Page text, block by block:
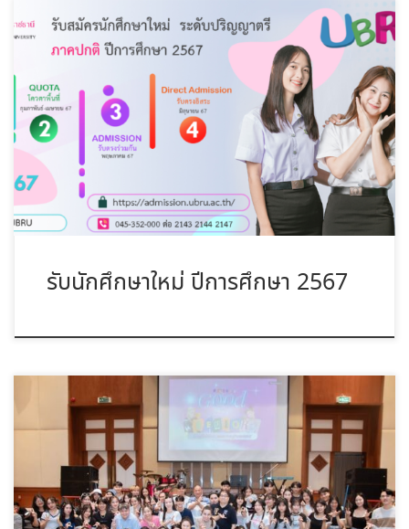
สามารถติดตามรายละเอียดการเปิดรับนักศึกษา ปีการศึกษา 2567 ได้
ทาง admiss […]
รับนักศึกษาใหม่ ปีการศึกษา 2567
วันที่ 28 ตุลาคม ทางสาขาโลจิสติกส์ได้การงาน Good Bye Senior
2023 ณ โรง […]